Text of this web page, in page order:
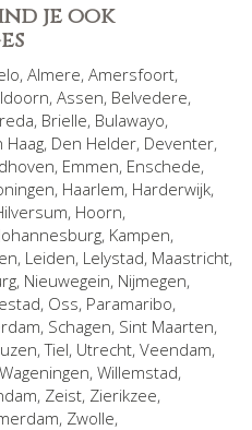
je ook
, Almere, Amersfoort,
, Assen, Belvedere,
, Brielle, Bulawayo,
Haag, Den Helder, Deventer,
, Emmen, Enschede,
, Haarlem, Harderwijk,
, Hoorn,
Johannesburg, Kampen,
, Leiden, Lelystad, Maastricht,
, Nieuwegein, Nijmegen,
, Oss, Paramaribo,
, Schagen, Sint Maarten,
,Tiel, Utrecht, Veendam,
Wageningen, Willemstad,
, Zeist, Zierikzee,
, Zwolle,